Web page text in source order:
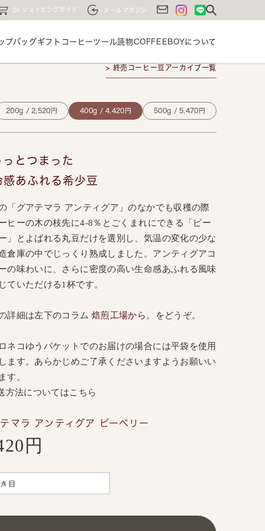
0 ショッピングガイド メールマガジン
プバッグギフト コーヒーツール読物COFFEEBOYに ついて
> 終売コーヒー豆アーカイブ一覧
200g / 2,520円 400g / 4,420円 500g / 5,470円
っとつまった
感あふれる希少豆
「グアテマラ アンティグア」のなかでも収穫の際
ヒーの木の枝先に4-8％とごくまれにできる「ピー
」とよばれる丸豆だけを選別し、気温の変化の少な
倉庫の中でじっくり熟成しました。アンティグアコ
の味わいに、さらに密度の高い生命感あふれる風味
ていただける1杯です。
詳細は左下のコラム 焙煎工場から。 をどうぞ。
ネコゆうパケットでのお届けの場合には平袋を使用
ます。あらかじめご了承くださいますようお願いい
す。
方法についてはこちら
マラ アンティグア ピーベリー
円